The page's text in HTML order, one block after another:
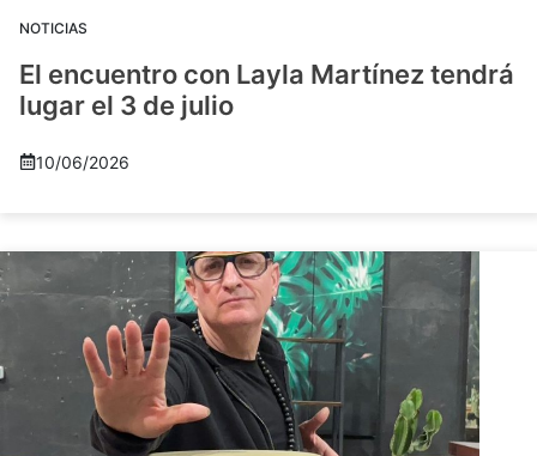
NOTICIAS
El encuentro con Layla Martínez tendrá
lugar el 3 de julio
10/06/2026